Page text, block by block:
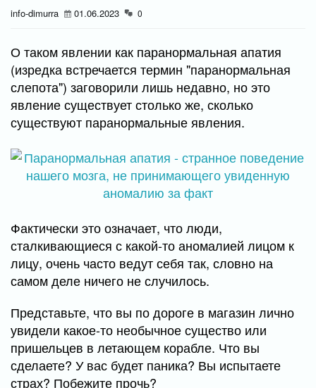
info-dimurra 01.06.2023 0
О таком явлении как паранормальная апатия
(изредка встречается термин "паранормальная
слепота") заговорили лишь недавно, но это
явление существует столько же, сколько
существуют паранормальные явления.
Фактически это означает, что люди,
сталкивающиеся с какой-то аномалией лицом к
лицу, очень часто ведут себя так, словно на
самом деле ничего не случилось.
Представьте, что вы по дороге в магазин лично
увидели какое-то необычное существо или
пришельцев в летающем корабле. Что вы
сделаете? У вас будет паника? Вы испытаете
страх? Побежите прочь?